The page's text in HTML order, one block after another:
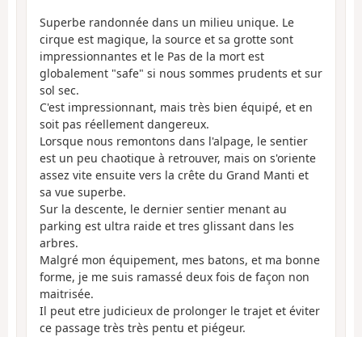
Superbe randonnée dans un milieu unique. Le
cirque est magique, la source et sa grotte sont
impressionnantes et le Pas de la mort est
globalement "safe" si nous sommes prudents et sur
sol sec.
C'est impressionnant, mais très bien équipé, et en
soit pas réellement dangereux.
Lorsque nous remontons dans l'alpage, le sentier
est un peu chaotique à retrouver, mais on s'oriente
assez vite ensuite vers la crête du Grand Manti et
sa vue superbe.
Sur la descente, le dernier sentier menant au
parking est ultra raide et tres glissant dans les
arbres.
Malgré mon équipement, mes batons, et ma bonne
forme, je me suis ramassé deux fois de façon non
maitrisée.
Il peut etre judicieux de prolonger le trajet et éviter
ce passage très très pentu et piégeur.